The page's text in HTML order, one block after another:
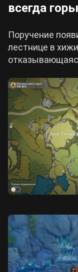
всегда
Поручение
лестнице в